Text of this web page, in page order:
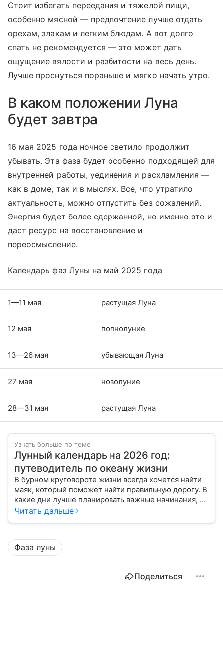
Стоит избегать переедания и тяжелой пищи,
особенно мясной — предпочтение лучше отдать
орехам, злакам и легким блюдам. А вот долго
спать не рекомендуется — это может дать
ощущение вялости и разбитости на весь день.
Лучше проснуться пораньше и мягко начать утро.
В каком положении Луна
будет завтра
16 мая 2025 года ночное светило продолжит
убывать. Эта фаза будет особенно подходящей для
внутренней работы, уединения и расхламления —
как в доме, так и в мыслях. Все, что утратило
актуальность, можно отпустить без сожалений.
Энергия будет более сдержанной, но именно это и
даст ресурс на восстановление и
переосмысление.
Календарь фаз Луны на май 2025 года
1—11 мая растущая Луна
12 мая полнолуние
13—26 мая убывающая Луна
27 мая новолуние
28—31 мая растущая Луна
Узнать больше по теме
Лунный календарь на 2026 год:
путеводитель по океану жизни
В бурном круговороте жизни всегда хочется найти
маяк, который поможет найти правильную дорогу. В
какие дни лучше планировать важные начинания, а
когда стоит уделить больше внимания
Читать дальше
Фаза луны
Поделиться